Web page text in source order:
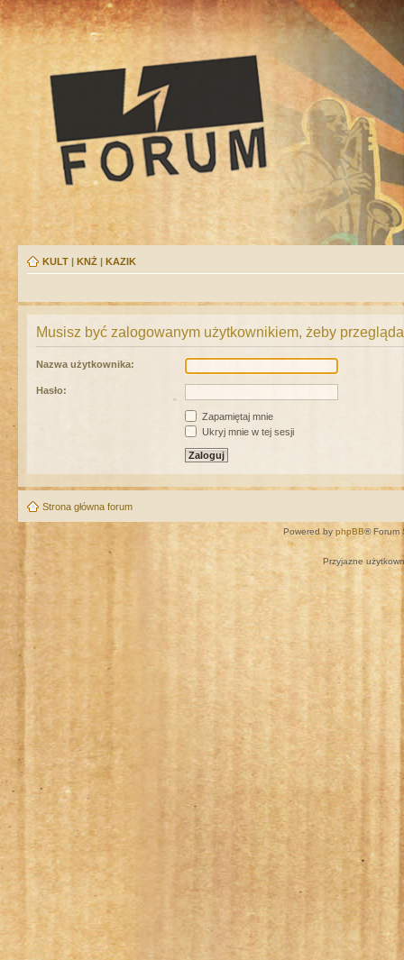
KULT | KNŻ | KAZIK
Musisz być zalogowanym użytkownikiem, żeby
Nazwa użytkownika:
Hasło:
Zapamiętaj mnie
Ukryj mnie w tej sesji
Strona główna forum
Powered by phpBB® Forum
Przyjazne